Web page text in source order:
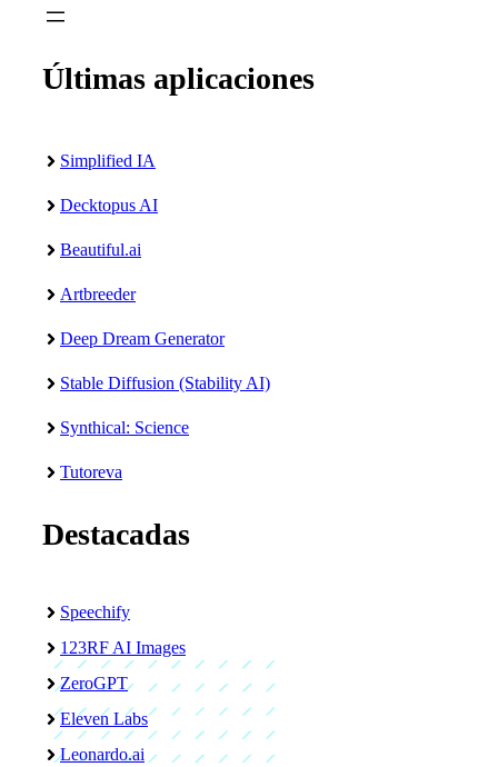
Últimas aplicaciones
Simplified IA
Decktopus AI
Beautiful.ai
Artbreeder
Deep Dream Generator
Stable Diffusion (Stability AI)
Synthical: Science
Tutoreva
Destacadas
Speechify
123RF AI Images
ZeroGPT
Eleven Labs
Leonardo.ai